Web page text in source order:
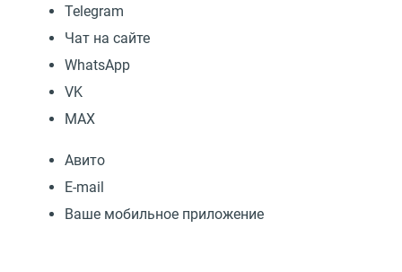
Telegram
Чат на сайте
WhatsApp
VK
МАХ
Авито
E-mail
Ваше мобильное приложение